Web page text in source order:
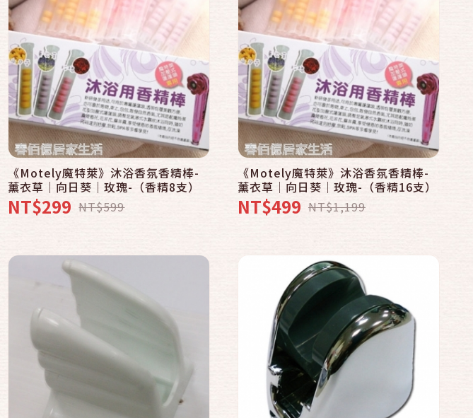
《Motely魔特萊》沐浴香氛香精棒-
薰衣草│向日葵│玫瑰-（香精8支）
NT$299 NT$599
《Motely魔特萊》沐浴香氛香精棒-
薰衣草│向日葵│玫瑰-（香精16支）
NT$499 NT$1,199
快速結帳
加入購物車
快速結帳
加入購物車